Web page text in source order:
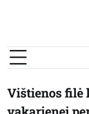
Vištienos filė